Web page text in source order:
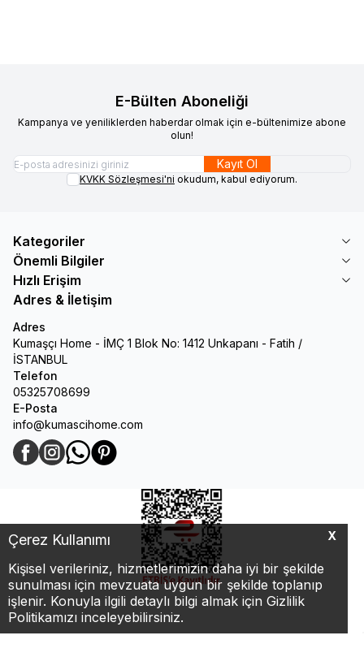
X
Çerez Kullanımı
Kişisel verileriniz, hizmetlerimizin daha iyi bir şekilde
sunulması için mevzuata uygun bir şekilde toplanıp
işlenir. Konuyla ilgili detaylı bilgi almak için Gizlilik
Politikamızı inceleyebilirsiniz.
E-Bülten Aboneliği
Kampanya ve yeniliklerden haberdar olmak için e-bültenimize abone
olun!
Kayıt Ol
KVKK Sözleşmesi'ni okudum, kabul ediyorum.
Kategoriler
Önemli Bilgiler
Hızlı Erişim
Adres & İletişim
Adres
Kumaşçı Home - İMÇ 1 Blok No: 1412 Unkapanı - Fatih /
İSTANBUL
Telefon
05325708699
E-Posta
info@kumascihome.com
Facebook
InstagramWhatsApp
Pinterest